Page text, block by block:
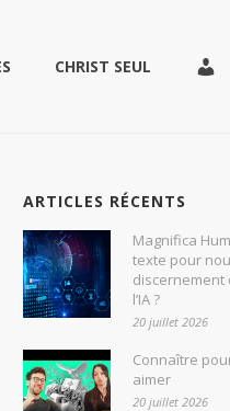
CHRIST SEUL
ARTICLES RÉCENTS
Magnifica
texte pour
discernement
l’IA ?
20 juillet 2026
Connaître
aimer
20 juillet 2026